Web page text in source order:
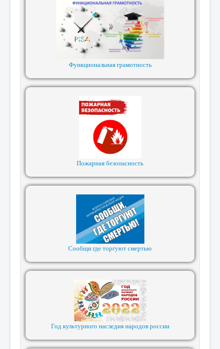
Функциональная грамотность
Пожарная безопасность
Сообщи где торгуют смертью
Год культурного наследия народов россии